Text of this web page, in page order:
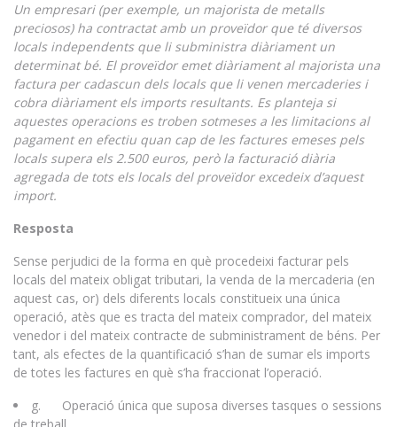
Un empresari (per exemple, un majorista de metalls
preciosos) ha contractat amb un proveïdor que té diversos
locals independents que li subministra diàriament un
determinat bé. El proveïdor emet diàriament al majorista una
factura per cadascun dels locals que li venen mercaderies i
cobra diàriament els imports resultants. Es planteja si
aquestes operacions es troben sotmeses a les limitacions al
pagament en efectiu quan cap de les factures emeses pels
locals supera els 2.500 euros, però la facturació diària
agregada de tots els locals del proveïdor excedeix d’aquest
import.
Resposta
Sense perjudici de la forma en què procedeixi facturar pels
locals del mateix obligat tributari, la venda de la mercaderia (en
aquest cas, or) dels diferents locals constitueix una única
operació, atès que es tracta del mateix comprador, del mateix
venedor i del mateix contracte de subministrament de béns. Per
tant, als efectes de la quantificació s’han de sumar els imports
de totes les factures en què s’ha fraccionat l’operació.
g. Operació única que suposa diverses tasques o sessions